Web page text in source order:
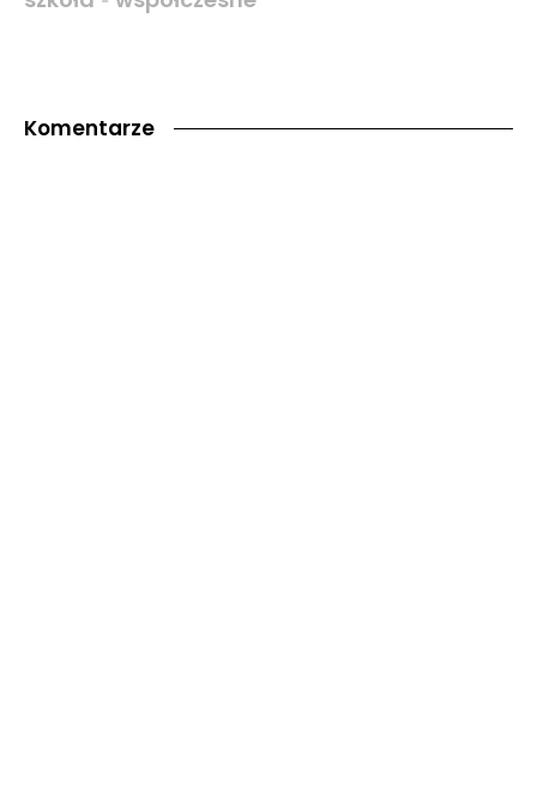
Komentarze